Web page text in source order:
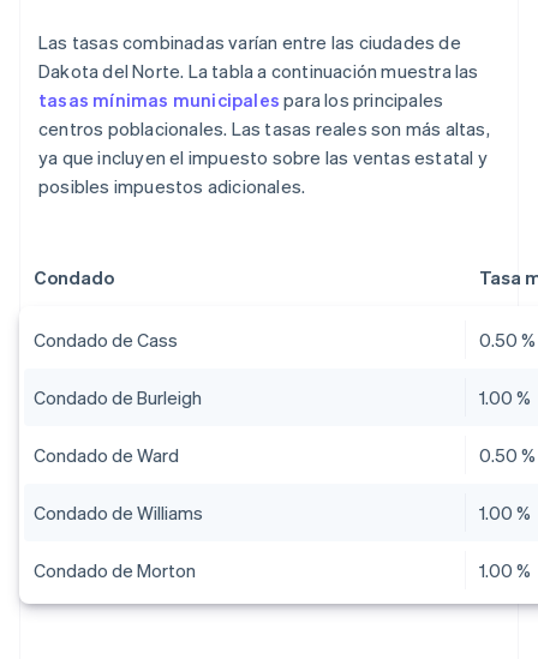
Las tasas combinadas varían entre las ciudades de
Dakota del Norte. La tabla a continuación muestra las
tasas mínimas municipales para los principales
centros poblacionales. Las tasas reales son más altas,
ya que incluyen el impuesto sobre las ventas estatal y
posibles impuestos adicionales.
Condado Tasa
Condado de Cass 0.50 %
Condado de Burleigh 1.00 %
Condado de Ward 0.50 %
Condado de Williams 1.00 %
Condado de Morton 1.00 %